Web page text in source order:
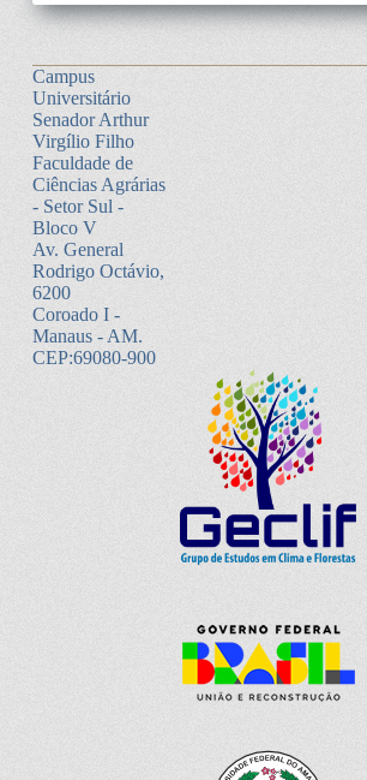
Campus
Universitário
Senador Arthur
Virgílio Filho
Faculdade de
Ciências Agrárias
- Setor Sul -
Bloco V
Av. General
Rodrigo Octávio,
6200
Coroado I -
Manaus - AM.
CEP:69080-900